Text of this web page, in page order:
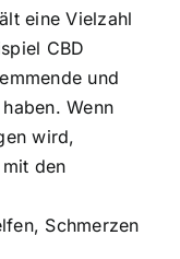
eine Vielzahl
CBD
und
Wenn
wird,
den
Schmerzen